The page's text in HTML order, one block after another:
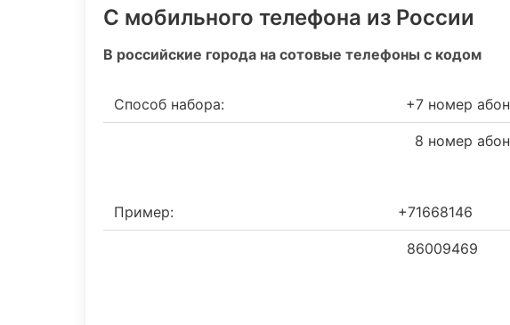
С мобильного телефона из России
В российские города на сотовые телефоны с кодом
Способ набора: +7 номер
8 номер
Пример: +71668146
86009469